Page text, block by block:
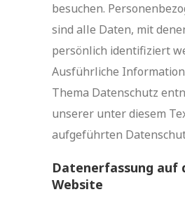
besuchen.
sind alle Daten, mit
persönlich identifiziert
Ausführliche
Thema Datenschutz
unserer unter diesem
aufgeführten
Datenerfassung auf
Website